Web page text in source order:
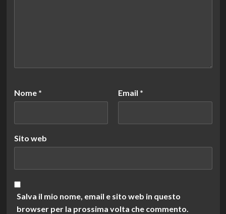
Nome * Email *
Sito web
Salva il mio nome, email e sito web in questo
browser per la prossima volta che commento.